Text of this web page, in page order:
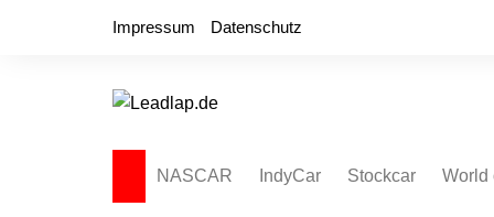
Impressum Datenschutz
NASCAR IndyCar Stockcar World